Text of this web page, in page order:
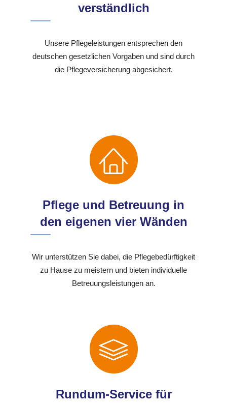
verständlich
Unsere Pflegeleistungen entsprechen den
deutschen gesetzlichen Vorgaben und sind durch
die Pflegeversicherung abgesichert.
Pflege und Betreuung in
den eigenen vier Wänden
Wir unterstützen Sie dabei, die Pflegebedürftigkeit
zu Hause zu meistern und bieten individuelle
Betreuungsleistungen an.
Rundum-Service für